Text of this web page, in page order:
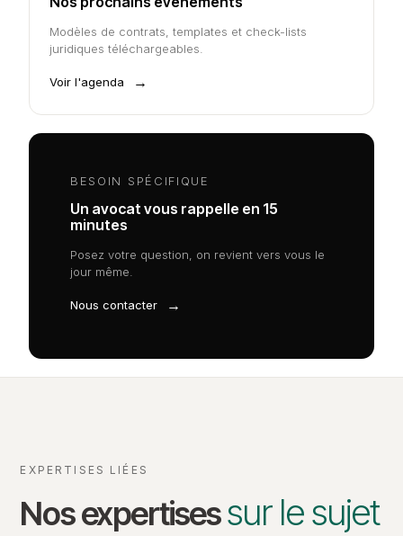
Modèles de contrats, templates et check-lists
juridiques téléchargeables.
Voir l'agenda →
BESOIN SPÉCIFIQUE
Un avocat vous rappelle en 15
minutes
Posez votre question, on revient vers vous le
jour même.
Nous contacter →
EXPERTISES LIÉES
Nos expertisessur le sujet